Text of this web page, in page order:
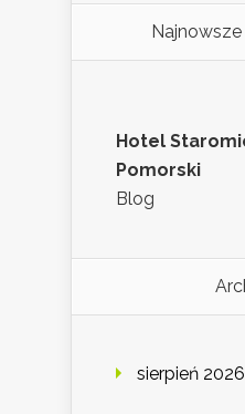
Hotel
Pomorski
Blog
sierpień 2026